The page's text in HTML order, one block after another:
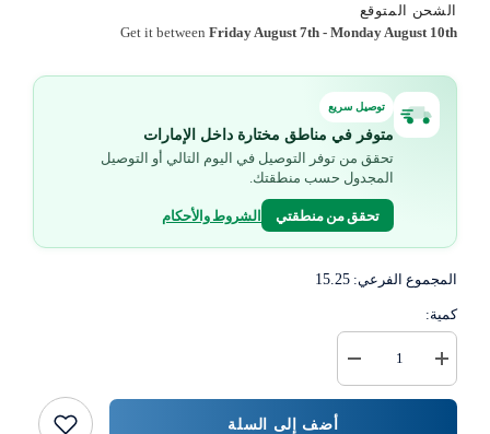
الشحن المتوقع
Get it betweenFriday August 7th -Monday August 10th
توصيل سريع
متوفر في مناطق مختارة داخل الإمارات
تحقق من توفر التوصيل في اليوم التالي أو التوصيل
المجدول حسب منطقتك.
تحقق من منطقتي الشروط والأحكام
المجموع الفرعي: 15.25
كمية:
كمية
{{
المنتج
زيادة
كمية
مجموعة
أضف إلى السلة